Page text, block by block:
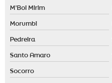
M'Boi Mirim
Morumbi
Pedreira
Santo Amaro
Socorro